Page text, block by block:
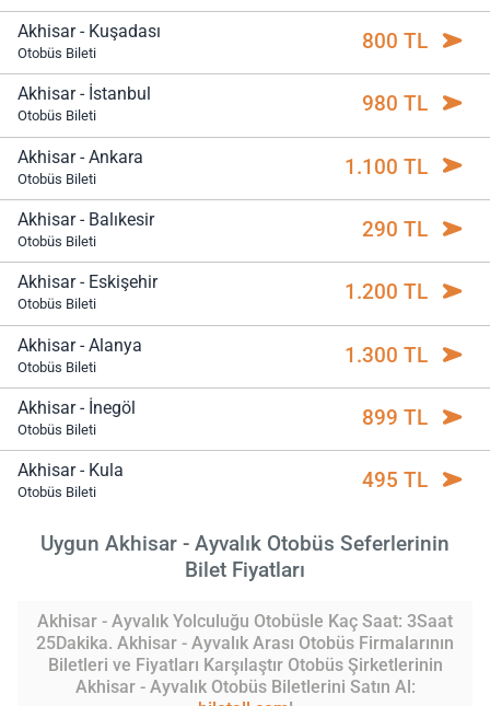
Akhisar - Kuşadası
Otobüs Bileti 800 TL
Akhisar - İstanbul
Otobüs Bileti 980 TL
Akhisar - Ankara
Otobüs Bileti 1.100 TL
Akhisar - Balıkesir
Otobüs Bileti 290 TL
Akhisar - Eskişehir
Otobüs Bileti 1.200 TL
Akhisar - Alanya
Otobüs Bileti 1.300 TL
Akhisar - İnegöl
Otobüs Bileti 899 TL
Akhisar - Kula
Otobüs Bileti 495 TL
Uygun Akhisar - Ayvalık Otobüs Seferlerinin
Bilet Fiyatları
Akhisar - Ayvalık Yolculuğu Otobüsle Kaç Saat: 3Saat
25Dakika. Akhisar - Ayvalık Arası Otobüs Firmalarının
Biletleri ve Fiyatları Karşılaştır Otobüs Şirketlerinin
Akhisar - Ayvalık Otobüs Biletlerini Satın Al: